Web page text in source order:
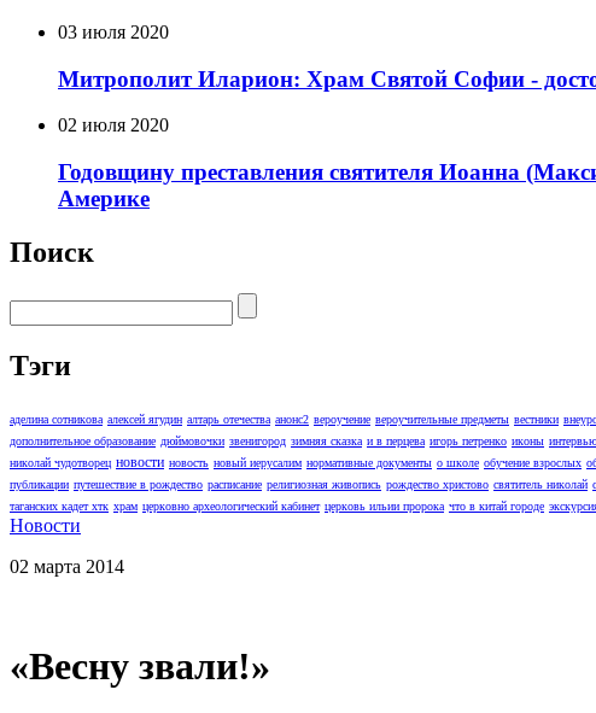
03 июля 2020
Митрополит Иларион: Храм Святой Софии -
02 июля 2020
Годовщину преставления святителя Иоанна
Америке
Поиск
Тэги
аделина сотникова алексей ягудин алтарь отечества анонс2 вероучение вероучительные предметы вестники
дополнительное образование дюймовочки звенигород зимняя сказка и в перцева игорь петренко иконы интервью
николай чудотворец новости новость новый иерусалим нормативные документы о школе обучение взрослых
публикации путешествие в рождество расписание религиозная живопись рождество христово святитель николай
таганских кадет хтк храм церковно археологический кабинет церковь ильии пророка что в китай городе
Новости
02 марта 2014
«Весну звали!»